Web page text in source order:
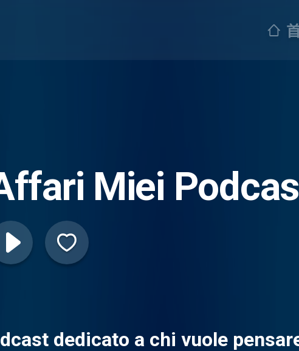
Miei
dedicato a chi vuole